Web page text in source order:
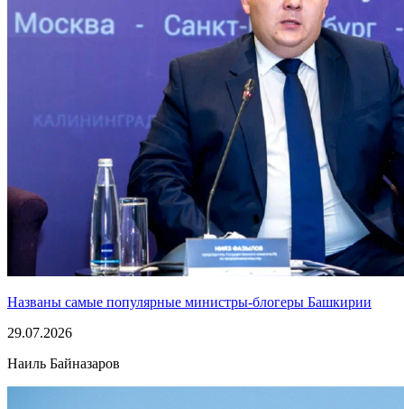
Названы самые популярные министры-блогеры Башкирии
29.07.2026
Наиль Байназаров